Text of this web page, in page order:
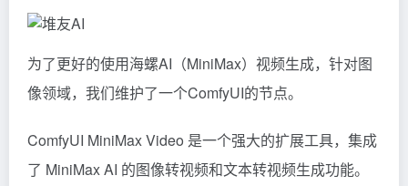
为了更好的使用海螺AI（MiniMax）视频生成，针对图
像领域，我们维护了一个ComfyUI的节点。
ComfyUI MiniMax Video 是一个强大的扩展工具，集成
了 MiniMax AI 的图像转视频和文本转视频生成功能。